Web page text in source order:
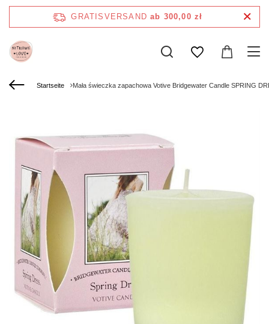
GRATISVERSAND ab 300,00 zł
Startseite Mała świeczka zapachowa Votive Bridgewater Candle SPRING